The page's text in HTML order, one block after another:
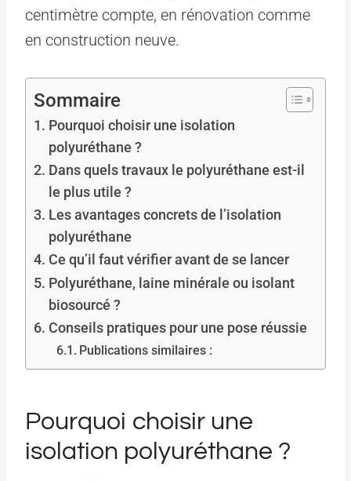
centimètre compte, en rénovation comme
en construction neuve.
Sommaire
Pourquoi choisir une isolation
polyuréthane ?
Dans quels travaux le polyuréthane est-il
le plus utile ?
Les avantages concrets de l’isolation
polyuréthane
Ce qu’il faut vérifier avant de se lancer
Polyuréthane, laine minérale ou isolant
biosourcé ?
Conseils pratiques pour une pose réussie
Publications similaires :
Pourquoi choisir une
isolation polyuréthane ?